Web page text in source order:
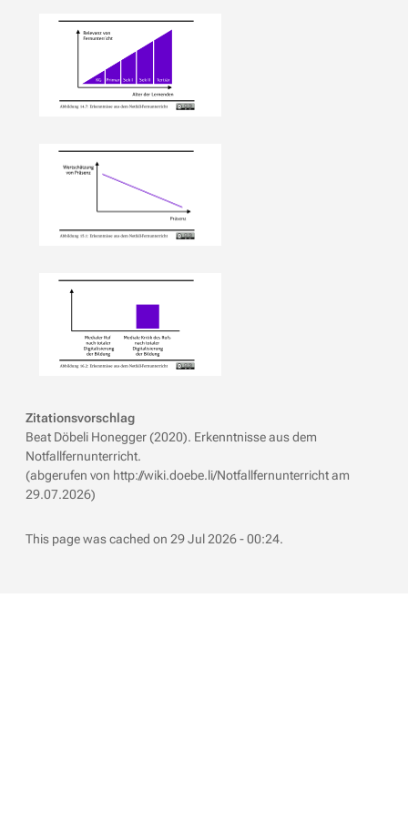
Zitationsvorschlag
Beat Döbeli Honegger (2020). Erkenntnisse aus dem
Notfallfernunterricht.
(abgerufen von http://wiki.doebe.li/Notfallfernunterricht am
29.07.2026)
This page was cached on 29 Jul 2026 - 00:24.